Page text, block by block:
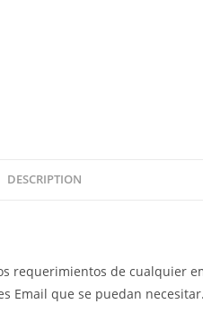
DESCRIPTION
requerimientos de cualquier
Email que se puedan necesitar.